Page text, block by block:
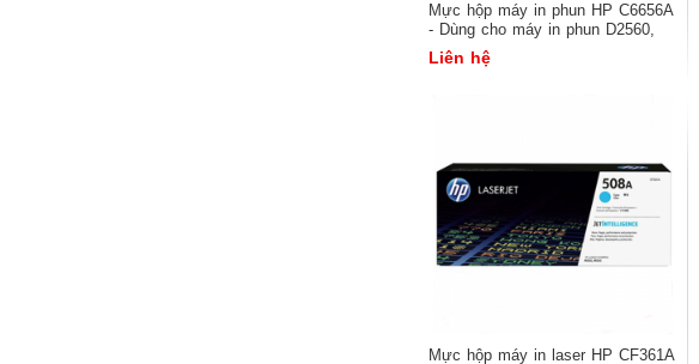
Mực hộp máy in phun HP C6656A
- Dùng cho máy in phun D2560,
F2410, F2480, C4680
Liên hệ
Mực hộp máy in laser HP CF361A